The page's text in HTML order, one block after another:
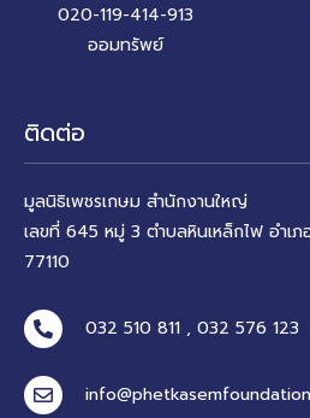
020-119-414-913
ออมทรัพย์
ติดต่อ
มูลนิธิเพชรเกษม สำนักงานใหญ่
เลขที่ 645 หมู่ 3 ตำบลหินเหล็กไฟ อำเ
77110
032 510 811 , 032 576 123